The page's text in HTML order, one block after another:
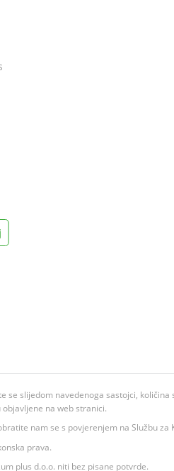
slijedom navedenoga sastojci,
na web stranici.
nam se s povjerenjem na Službu za
prava.
plus d.o.o. niti bez pisane potvrde.